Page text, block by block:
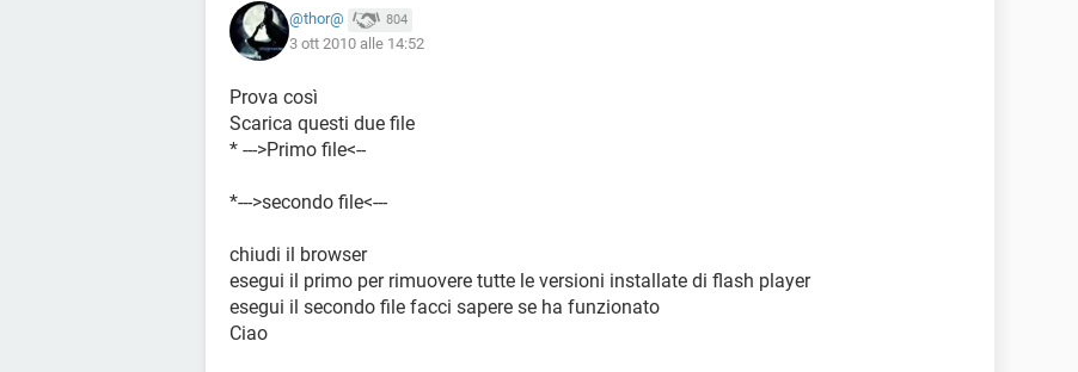
@thor@ 804
3 ott 2010 alle 14:52
Prova così
Scarica questi due file
* --->Primo file<--
*--->secondo file<---
chiudi il browser
esegui il primo per rimuovere tutte le versioni installate di flash player
esegui il secondo file facci sapere se ha funzionato
Ciao